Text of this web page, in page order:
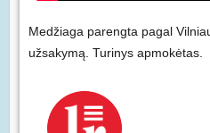
Medžiaga parengta pagal
užsakymą. Turinys apmokėtas.